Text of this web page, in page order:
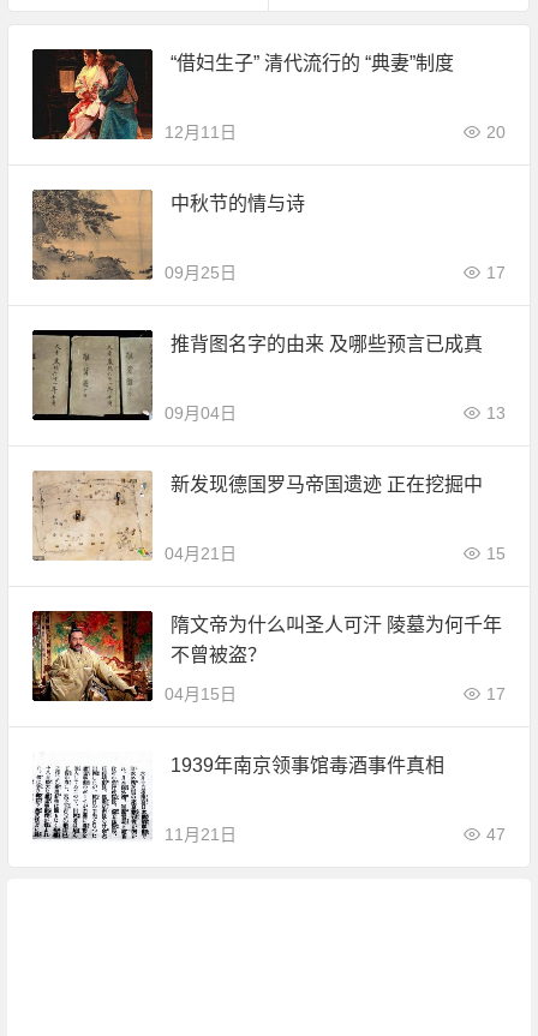
“借妇生子” 清代流行的 “典妻”制度
12月11日 20
中秋节的情与诗
09月25日 17
推背图名字的由来 及哪些预言已成真
09月04日 13
新发现德国罗马帝国遗迹 正在挖掘中
04月21日 15
隋文帝为什么叫圣人可汗 陵墓为何千年
不曾被盗？
04月15日 17
1939年南京领事馆毒酒事件真相
11月21日 47